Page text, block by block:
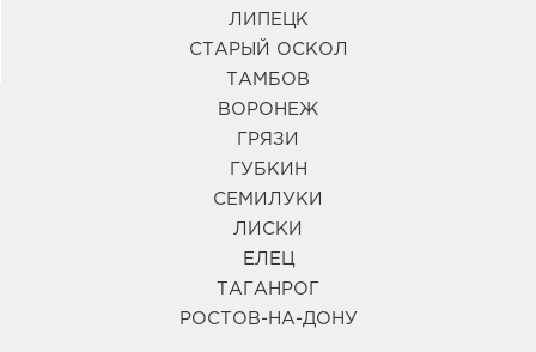
ЛИПЕЦК
СТАРЫЙ ОСКОЛ
ТАМБОВ
ВОРОНЕЖ
ГРЯЗИ
ГУБКИН
СЕМИЛУКИ
ЛИСКИ
ЕЛЕЦ
ТАГАНРОГ
РОСТОВ-НА-ДОНУ